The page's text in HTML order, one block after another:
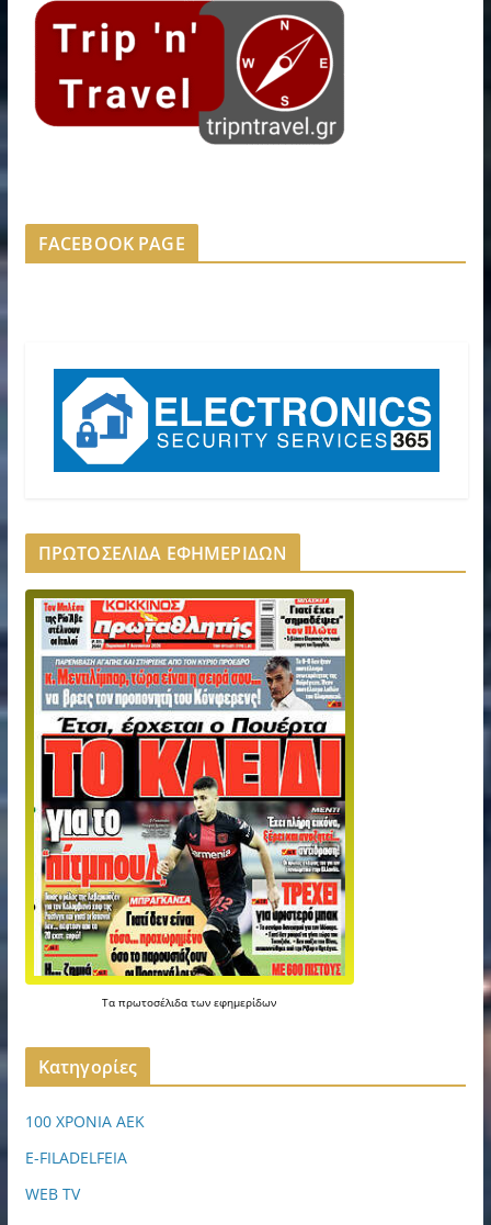
FACEBOOK PAGE
ΠΡΩΤΟΣΕΛΙΔΑ ΕΦΗΜΕΡΙΔΩΝ
Ταπρωτοσέλιδατωνεφημερίδων
Kατηγορίες
100 ΧΡΟΝΙΑ ΑΕΚ
E-FILADELFEIA
WEB TV